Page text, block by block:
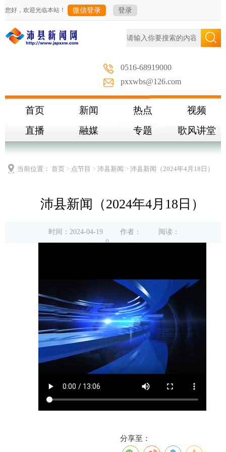
您好，欢迎光临本站！ 微信登录 登录
0516-68919000
pxxwbs@126.com
首页 新闻 热点
视频
直播
融媒 专题 歌风讲堂
当前位置： 首页 > 点节目 > 沛县新闻 > 沛县新闻（2024年4月18日）
沛县新闻（2024年4月18日）
时间：2024-04-19 作者：
阅读：
0
分享至：